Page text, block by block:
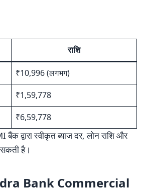
राशि
₹10,996 (लगभग)
₹1,59,778
₹6,59,778
बैंक द्वारा स्वीकृत ब्याज दर, लोन राशि और
है।
Bank Commercial